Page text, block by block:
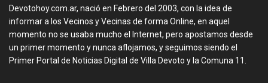
Devotohoy.com.ar, nació en Febrero del 2003, con la idea de
informar a los Vecinos y Vecinas de forma Online, en aquel
momento no se usaba mucho el Internet, pero apostamos desde
un primer momento y nunca aflojamos, y seguimos siendo el
Primer Portal de Noticias Digital de Villa Devoto y la Comuna 11.